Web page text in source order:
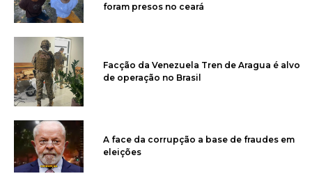
foram presos no ceará
Facção da Venezuela Tren de Aragua é alvo
de operação no Brasil
A face da corrupção a base de fraudes em
eleições